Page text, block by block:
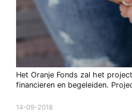
Het Oranje Fonds zal het
financieren en begeleiden.
14-09-2018